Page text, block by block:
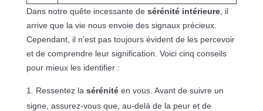
Dans notre quête incessante de sérénité intérieure, il
arrive que la vie nous envoie des signaux précieux.
Cependant, il n’est pas toujours évident de les percevoir
et de comprendre leur signification. Voici cinq conseils
pour mieux les identifier :
Ressentez la sérénitéen vous. Avant de suivre un
signe, assurez-vous que, au-delà de la peur et de